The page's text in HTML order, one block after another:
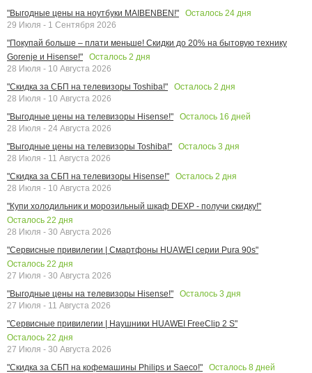
"Выгодные цены на ноутбуки MAIBENBEN!"
Осталось 24 дня
29 Июля - 1 Сентября 2026
"Покупай больше – плати меньше! Скидки до 20% на бытовую технику
Gorenje и Hisense!"
Осталось 2 дня
28 Июля - 10 Августа 2026
"Скидка за СБП на телевизоры Toshiba!"
Осталось 2 дня
28 Июля - 10 Августа 2026
"Выгодные цены на телевизоры Hisense!"
Осталось 16 дней
28 Июля - 24 Августа 2026
"Выгодные цены на телевизоры Toshiba!"
Осталось 3 дня
28 Июля - 11 Августа 2026
"Скидка за СБП на телевизоры Hisense!"
Осталось 2 дня
28 Июля - 10 Августа 2026
"Купи холодильник и морозильный шкаф DEXP - получи скидку!"
Осталось 22 дня
28 Июля - 30 Августа 2026
"Сервисные привилегии | Смартфоны HUAWEI серии Pura 90s"
Осталось 22 дня
27 Июля - 30 Августа 2026
"Выгодные цены на телевизоры Hisense!"
Осталось 3 дня
27 Июля - 11 Августа 2026
"Сервисные привилегии | Наушники HUAWEI FreeClip 2 S"
Осталось 22 дня
27 Июля - 30 Августа 2026
"Скидка за СБП на кофемашины Philips и Saeco!"
Осталось 8 дней